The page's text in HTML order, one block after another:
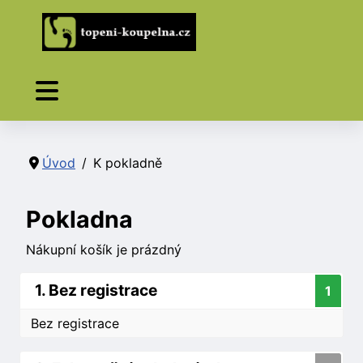
Úvod K pokladně
Pokladna
Nákupní košík je prázdný
1
1. Bez registrace
Bez registrace